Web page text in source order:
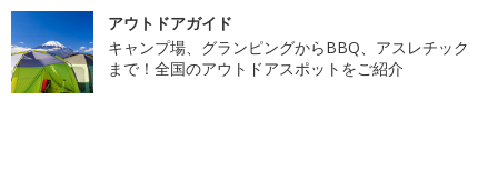
アウトドアガイド
キャンプ場、グランピングからBBQ、アスレチック
まで！全国のアウトドアスポットをご紹介